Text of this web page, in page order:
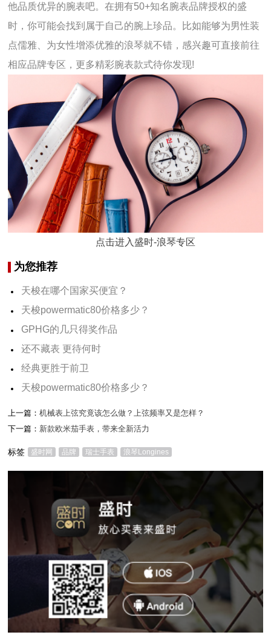
他品质优异的腕表吧。在拥有50+知名腕表品牌授权的盛
时，你可能会找到属于自己的腕上珍品。比如能够为男性装
点儒雅、为女性增添优雅的浪琴就不错，感兴趣可直接前往
相应品牌专区，更多精彩腕表款式待你发现!
点击进入盛时-浪琴专区
为您推荐
天梭在哪个国家买便宜？
天梭powermatic80价格多少？
GPHG的几只得奖作品
还不藏表 更待何时
经典更胜于前卫
天梭powermatic80价格多少？
上一篇：机械表上弦究竟该怎么做？上弦频率又是怎样？
下一篇： 新款欧米茄手表，带来全新活力
标签 盛时网 品牌 瑞士手表 浪琴Longines